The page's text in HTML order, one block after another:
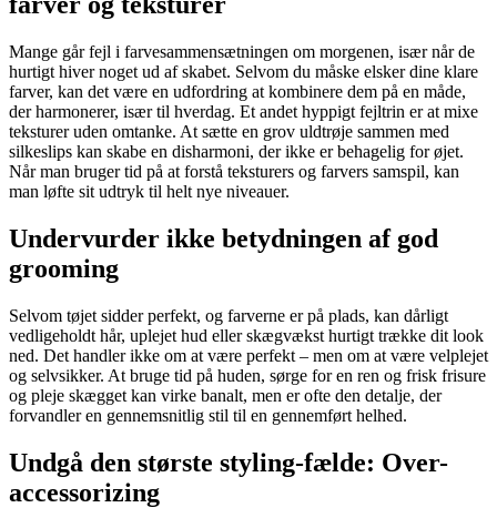
Mange går fejl i farvesammensætningen om morgenen, især når de
hurtigt hiver noget ud af skabet. Selvom du måske elsker dine klare
farver, kan det være en udfordring at kombinere dem på en måde,
der harmonerer, især til hverdag. Et andet hyppigt fejltrin er at mixe
teksturer uden omtanke. At sætte en grov uldtrøje sammen med
silkeslips kan skabe en disharmoni, der ikke er behagelig for øjet.
Når man bruger tid på at forstå teksturers og farvers samspil, kan
man løfte sit udtryk til helt nye niveauer.
Undervurder ikke betydningen af god
grooming
Selvom tøjet sidder perfekt, og farverne er på plads, kan dårligt
vedligeholdt hår, uplejet hud eller skægvækst hurtigt trække dit look
ned. Det handler ikke om at være perfekt – men om at være velplejet
og selvsikker. At bruge tid på huden, sørge for en ren og frisk frisure
og pleje skægget kan virke banalt, men er ofte den detalje, der
forvandler en gennemsnitlig stil til en gennemført helhed.
Undgå den største styling-fælde: Over-
accessorizing